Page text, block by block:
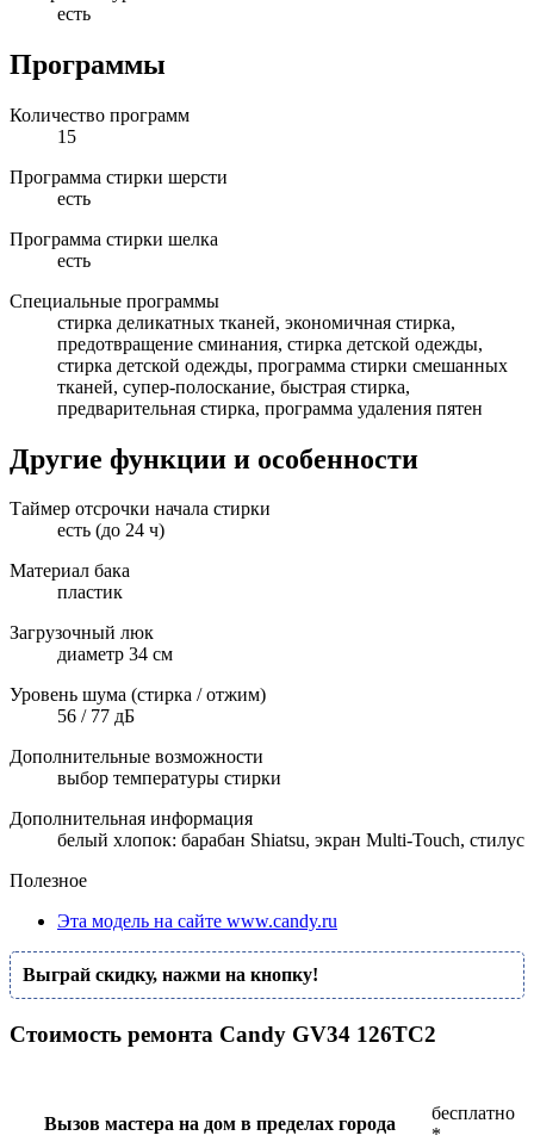
есть
Программы
Количество программ
15
Программа стирки шерсти
есть
Программа стирки шелка
есть
Специальные программы
стирка деликатных тканей, экономичная стирка,
предотвращение сминания, стирка детской одежды,
стирка детской одежды, программа стирки смешанных
тканей, супер-полоскание, быстрая стирка,
предварительная стирка, программа удаления пятен
Другие функции и особенности
Таймер отсрочки начала стирки
есть (до 24 ч)
Материал бака
пластик
Загрузочный люк
диаметр 34 см
Уровень шума (стирка / отжим)
56 / 77 дБ
Дополнительные возможности
выбор температуры стирки
Дополнительная информация
белый хлопок: барабан Shiatsu, экран Multi-Touch, стилус
Полезное
Эта модель на сайте www.candy.ru
Выграй скидку, нажми на кнопку!
Стоимость ремонта Candy GV34 126TC2
Вызов мастера на дом в пределах города
бесплатно
*